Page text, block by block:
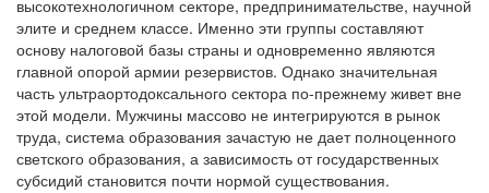
высокотехнологичном секторе, предпринимательстве, научной
элите и среднем классе. Именно эти группы составляют
основу налоговой базы страны и одновременно являются
главной опорой армии резервистов. Однако значительная
часть ультраортодоксального сектора по-прежнему живет вне
этой модели. Мужчины массово не интегрируются в рынок
труда, система образования зачастую не дает полноценного
светского образования, а зависимость от государственных
субсидий становится почти нормой существования.